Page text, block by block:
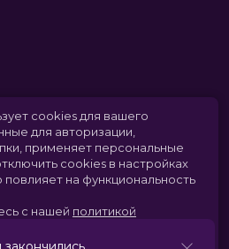
cookies для вашего
для авторизации,
применяет персональные
cookies в настройках
повлияет на функциональность
с нашей политикой